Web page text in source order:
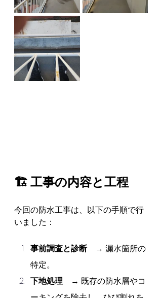
🏗️ 工事の内容と工程
今回の防水工事は、以下の手順で行
いました：
事前調査と診断 → 漏水箇所の
特定。
下地処理 → 既存の防水層やコ